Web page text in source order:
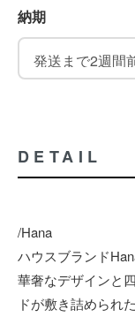
納期
DETAIL
/Hana
ハウスブランド
華奢なデザインと
ドが敷き詰められ